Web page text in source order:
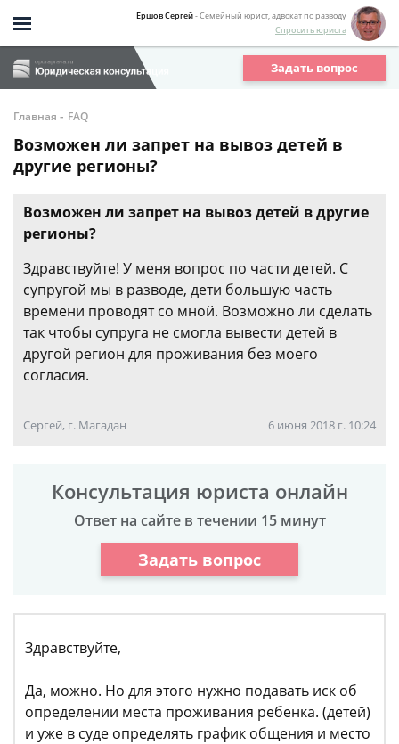
Ершов Сергей- Семейный юрист, адвокат по разводу
Спросить юриста
Задать вопрос
Главная - FAQ
Возможен ли запрет на вывоз детей в
другие регионы?
Возможен ли запрет на вывоз детей в другие
регионы?
Здравствуйте! У меня вопрос по части детей. С
супругой мы в разводе, дети большую часть
времени проводят со мной. Возможно ли сделать
так чтобы супруга не смогла вывести детей в
другой регион для проживания без моего
согласия.
Сергей, г. Магадан 6 июня 2018 г. 10:24
Консультация юриста онлайн
Ответ на сайте в течении 15 минут
Задать вопрос
Здравствуйте,
Да, можно. Но для этого нужно подавать иск об
определении места проживания ребенка. (детей)
и уже в суде определять график общения и место